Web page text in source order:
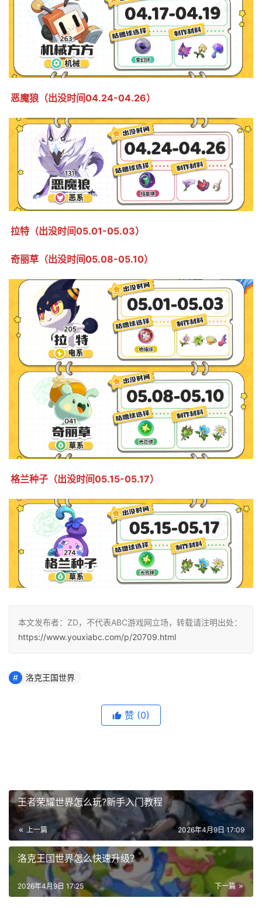
恶魔狼（出没时间04.24-04.26）
拉特（出没时间05.01-05.03）
奇丽草（出没时间05.08-05.10）
格兰种子（出没时间05.15-05.17）
本文发布者：ZD，不代表ABC游戏网立场，转载请注明出处：
https://www.youxiabc.com/p/20709.html
洛克王国世界
赞 (0)
王者荣耀世界怎么玩?新手入门教程
上一篇 2026年4月9日 17:09
洛克王国世界怎么快速升级？
下一篇
2026年4月9日 17:25